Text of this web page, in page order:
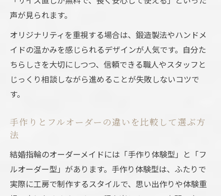
声が見られます。
オリジナリティを重視する場合は、鍛造製法やハンドメ
イドの温かみを感じられるデザインが人気です。自分た
ちらしさを大切にしつつ、信頼できる職人やスタッフと
じっくり相談しながら進めることが失敗しないコツで
す。
手作りとフルオーダーの違いを比較して選ぶ方
法
結婚指輪のオーダーメイドには「手作り体験型」と「フ
ルオーダー型」があります。手作り体験型は、ふたりで
実際に工房で制作するスタイルで、思い出作りや体験重